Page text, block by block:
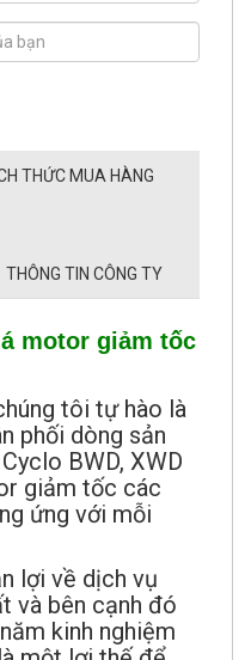
THỨC MUA HÀNG
THÔNG TIN CÔNG TY
motor giảm tốc
tôi tự hào là
phối dòng sản
BWD, XWD
giảm tốc các
ứng với mỗi
lợi về dịch vụ
và bên cạnh đó
kinh nghiệm